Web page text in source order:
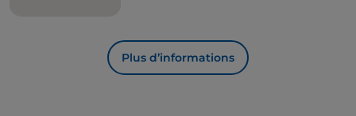
Plus d’informations